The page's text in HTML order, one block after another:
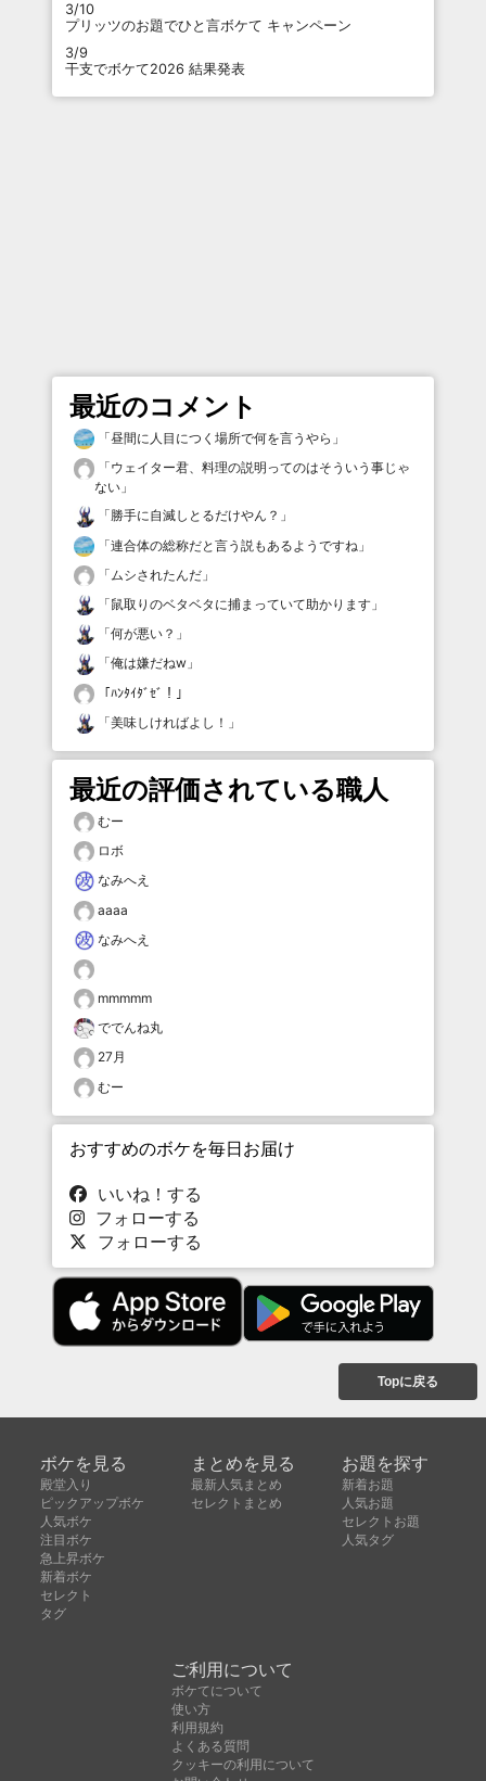
3/10
プリッツのお題でひと言ボケて キャンペーン
3/9
干支でボケて2026 結果発表
最近のコメント
「昼間に人目につく場所で何を言うやら 」
「ウェイター君、料理の説明ってのはそういう事じゃ
ない 」
「勝手に自滅しとるだけやん？ 」
「連合体の総称だと言う説もあるようですね 」
「 ムシされたんだ 」
「鼠取りのベタベタに捕まっていて助かります 」
「何が悪い？ 」
「俺は嫌だねw 」
「ﾊﾝﾀｲﾀﾞｾﾞ！ 」
「美味しければよし！ 」
最近の評価されている職人
むー
ロボ
なみへえ
aaaa
なみへえ
mmmmm
ででんね丸
27月
むー
おすすめのボケを毎日お届け
いいね！する
フォローする
フォローする
Topに戻る
ボケを見る
殿堂入り
ピックアップボケ
人気ボケ
注目ボケ
急上昇ボケ
新着ボケ
セレクト
タグ
まとめを見る
最新人気まとめ
セレクトまとめ
お題を探す
新着お題
人気お題
セレクトお題
人気タグ
ご利用について
ボケてについて
使い方
利用規約
よくある質問
クッキーの利用について